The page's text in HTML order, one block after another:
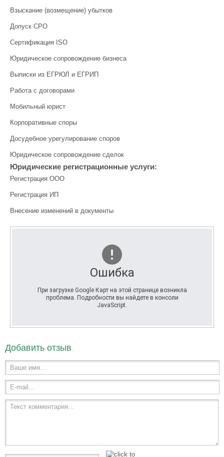
Взыскание (возмещение) убытков
Допуск СРО
Сертификация ISO
Юридическое сопровождение бизнеса
Выписки из ЕГРЮЛ и ЕГРИП
Работа с договорами
Мобильный юрист
Корпоративные споры
Досудебное урегулирование споров
Юридическое сопровождение сделок
Юридические регистрационные услуги:
Регистрация ООО
Регистрация ИП
Внесение изменений в документы
Ошибка
При загрузке Google Карт на этой странице возникла
проблема. Подробности вы найдете в консоли
JavaScript.
Добавить отзыв
Ваше имя...
E-mail...
Текст комментария...